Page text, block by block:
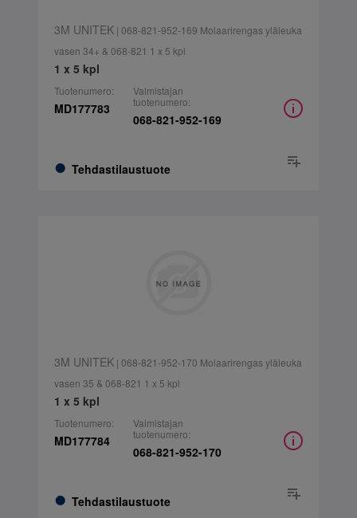
3M UNITEK| 068-821-952-169 Molaarirengas yläleuka
vasen 34+ & 068-821 1 x 5 kpl
1 x 5 kpl
Tuotenumero:
MD177783
Tehdastilaustuote
Valmistajan
tuotenumero:
068-821-952-169
3M UNITEK| 068-821-952-170 Molaarirengas yläleuka
vasen 35 & 068-821 1 x 5 kpl
1 x 5 kpl
Tuotenumero:
MD177784
Tehdastilaustuote
Valmistajan
tuotenumero:
068-821-952-170